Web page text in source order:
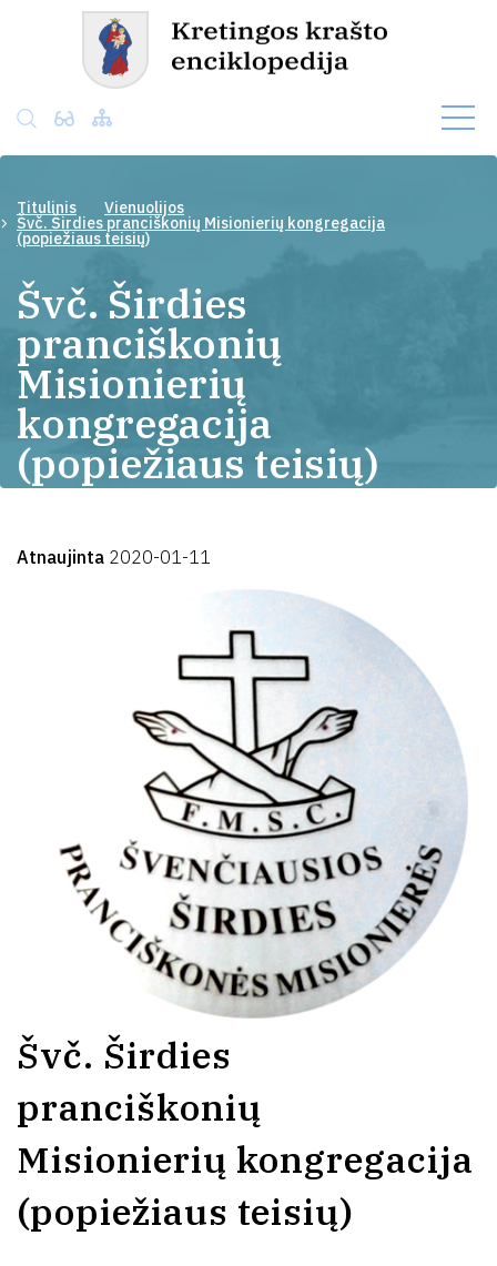
Titulinis Vienuolijos
Švč. Širdies pranciškonių Misionierių kongregacija
(popiežiaus teisių)
Švč. Širdies
pranciškonių
Misionierių
kongregacija
(popiežiaus teisių)
Atnaujinta 2020-01-11
Švč. Širdies
pranciškonių
Misionierių kongregacija
(popiežiaus teisių)